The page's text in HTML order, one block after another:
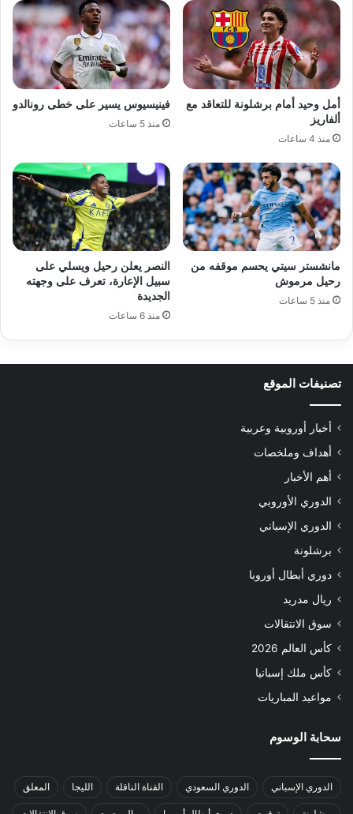
أمل وحيد أمام برشلونة للتعاقد مع
ألفاريز
منذ 4 ساعات
فينيسيوس يسير على خطى رونالدو
منذ 5 ساعات
مانشستر سيتي يحسم موقفه من
رحيل مرموش
منذ 5 ساعات
النصر يعلن رحيل ويسلي على
سبيل الإعارة، تعرف على وجهته
الجديدة
منذ 6 ساعات
تصنيفات الموقع
أخبار أوروبية وعربية
أهداف وملخصات
أهم الأخبار
الدوري الأوروبي
الدوري الإسباني
برشلونة
دوري أبطال أوروبا
ريال مدريد
سوق الانتقالات
كأس العالم 2026
كأس ملك إسبانيا
مواعيد المباريات
سحابة الوسوم
الدوري الإسباني الدوري السعودي القناة الناقلة الليجا المعلق